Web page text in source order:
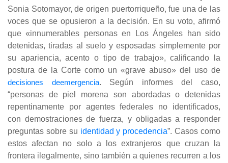
Sonia Sotomayor, de origen puertorriqueño, fue una de las
voces que se opusieron a la decisión. En su voto, afirmó
que «innumerables personas en Los Ángeles han sido
detenidas, tiradas al suelo y esposadas simplemente por
su apariencia, acento o tipo de trabajo», calificando la
postura de la Corte como un «grave abuso» del uso de
decisiones deemergencia. Según informes del caso,
“personas de piel morena son abordadas o detenidas
repentinamente por agentes federales no identificados,
con demostraciones de fuerza, y obligadas a responder
preguntas sobre su identidad y procedencia”. Casos como
estos afectan no solo a los extranjeros que cruzan la
frontera ilegalmente, sino también a quienes recurren a los